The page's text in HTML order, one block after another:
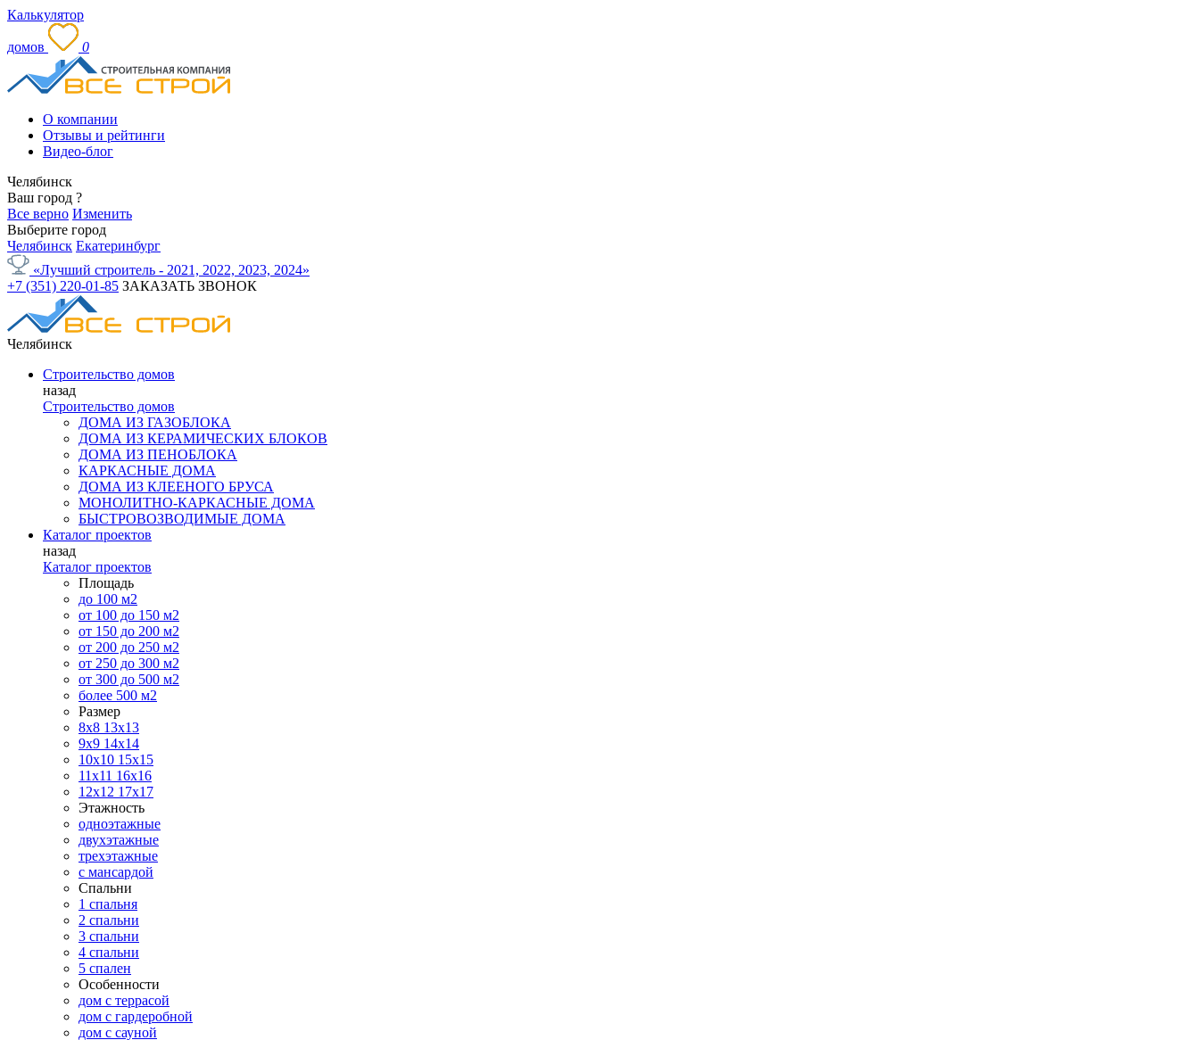
Калькулятор
домов 0
О компании
Отзывы и рейтинги
Видео-блог
Челябинск
Ваш город ?
Все верно Изменить
Выберите город
Челябинск Екатеринбург
«Лучший строитель - 2021, 2022, 2023, 2024»
+7 (351) 220-01-85 ЗАКАЗАТЬ ЗВОНОК
Челябинск
Строительство домов
назад
Строительство домов
ДОМА ИЗ ГАЗОБЛОКА
ДОМА ИЗ КЕРАМИЧЕСКИХ БЛОКОВ
ДОМА ИЗ ПЕНОБЛОКА
КАРКАСНЫЕ ДОМА
ДОМА ИЗ КЛЕЕНОГО БРУСА
МОНОЛИТНО-КАРКАСНЫЕ ДОМА
БЫСТРОВОЗВОДИМЫЕ ДОМА
Каталог проектов
назад
Каталог проектов
Площадь
до 100 м2
от 100 до 150 м2
от 150 до 200 м2
от 200 до 250 м2
от 250 до 300 м2
от 300 до 500 м2
более 500 м2
Размер
8х8 13х13
9х9 14х14
10х10 15х15
11x11 16х16
12х12 17х17
Этажность
одноэтажные
двухэтажные
трехэтажные
с мансардой
Спальни
1 спальня
2 спальни
3 спальни
4 спальни
5 спален
Особенности
дом с террасой
дом с гардеробной
дом с сауной